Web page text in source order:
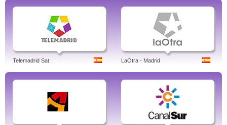
Telemadrid Sat LaOtra - Madrid